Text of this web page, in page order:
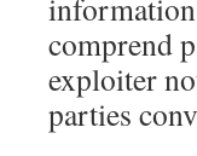
comprend
exploiter
parties